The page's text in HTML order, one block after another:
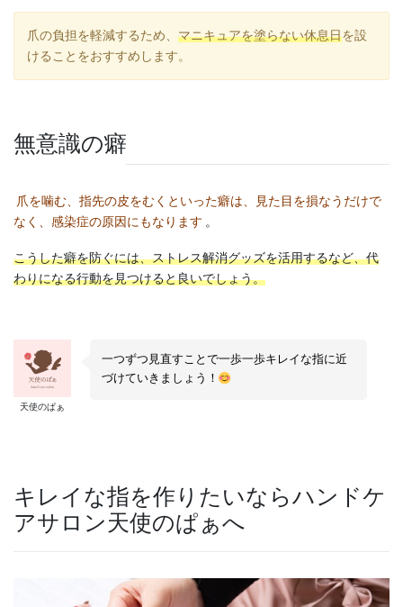
爪の負担を軽減するため、 マニキュアを塗らない休息日を設
けることをおすすめします。
無意識の癖
爪を噛む、指先の皮をむくといった癖は、見た目を損なうだけで
なく、感染症の原因にもなります 。
こうした癖を防ぐには、ストレス解消グッズを活用するなど、代
わりになる行動を見つけると良いでしょう。
天使のぱぁ
一つずつ見直すことで一歩一歩キレイな指に近
づけていきましょう！
キレイな指を作りたいならハンドケ
アサロン天使のぱぁへ